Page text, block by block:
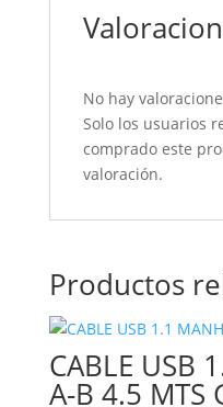
No hay
Solo los usuarios
comprado este
valoración.
Productos
CABLE USB
A-B 4.5 MTS